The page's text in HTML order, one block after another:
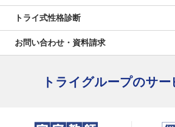
トライ式性格診断
お問い合わせ・資料請求
トライグループのサ